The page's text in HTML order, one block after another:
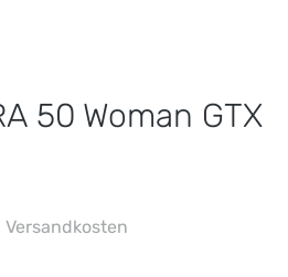
50 Woman GTX
Versandkosten